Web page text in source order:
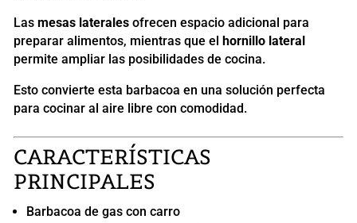
Las mesas lateralesofrecen espacio adicional para
preparar alimentos, mientras que el hornillo lateral
permite ampliar las posibilidades de cocina.
Esto convierte esta barbacoa en una solución perfecta
para cocinar al aire libre con comodidad.
CARACTERÍSTICAS
PRINCIPALES
Barbacoa de gas con carro